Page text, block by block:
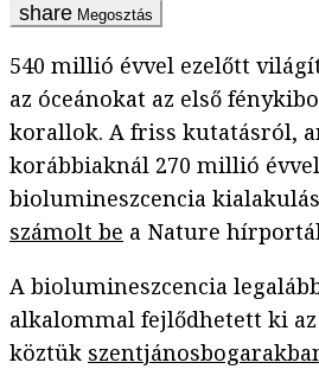
Megosztás
540 millió évvel ezelőtt
az óceánokat az első
korallok. A friss kutatásról,
korábbiaknál 270 millió
biolumineszcencia
számolt be a Nature
A biolumineszcencia
alkalommal fejlődhetett ki
köztük